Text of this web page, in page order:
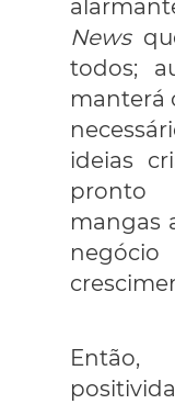
News
todos;
manterá
ideias
pronto
mangas